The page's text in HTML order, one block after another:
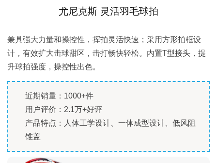
尤尼克斯 灵活羽毛球拍
兼具强大力量和操控性，挥拍灵活快速；采用方形拍框设
计，有效扩大击球甜区，击打畅快轻松。内置T型接头，提
升球拍强度，操控性出色。
近期销量：1000+件
用户评价：2.1万+好评
产品特点：人体工学设计、一体成型设计、低风阻
锥盖